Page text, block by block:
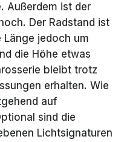
Außerdem ist der
Der Radstand ist
Länge jedoch um
die Höhe etwas
bleibt trotz
erhalten. Wie
auf
sind die
Lichtsignaturen